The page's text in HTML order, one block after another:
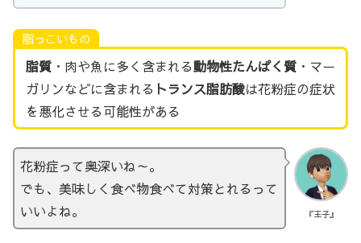
脂っこいもの
脂質・肉や魚に多く含まれる動物性たんぱく質・マー
ガリンなどに含まれる トランス脂肪酸は花粉症の症状
を悪化させる可能性がある
『王子』
花粉症って奥深いね～。
でも、美味しく食べ物食べて対策とれるって
いいよね。